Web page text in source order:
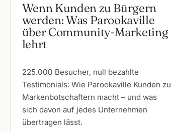
Wenn Kunden zu Bürgern
werden: Was Parookaville
über Community-Marketing
lehrt
225.000 Besucher, null bezahlte
Testimonials: Wie Parookaville Kunden zu
Markenbotschaftern macht – und was
sich davon auf jedes Unternehmen
übertragen lässt.